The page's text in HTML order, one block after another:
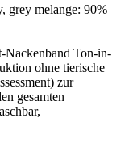
grey melange: 90%
Nackenband Ton-in-
ohne tierische
zur
gesamten